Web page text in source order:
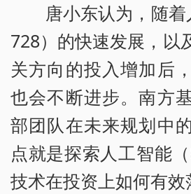
唐小东认为，随着
728）的快速发展，以
关方向的投入增加后
也会不断进步。南方
部团队在未来规划中
点就是探索人工智能
技术在投资上如何有效